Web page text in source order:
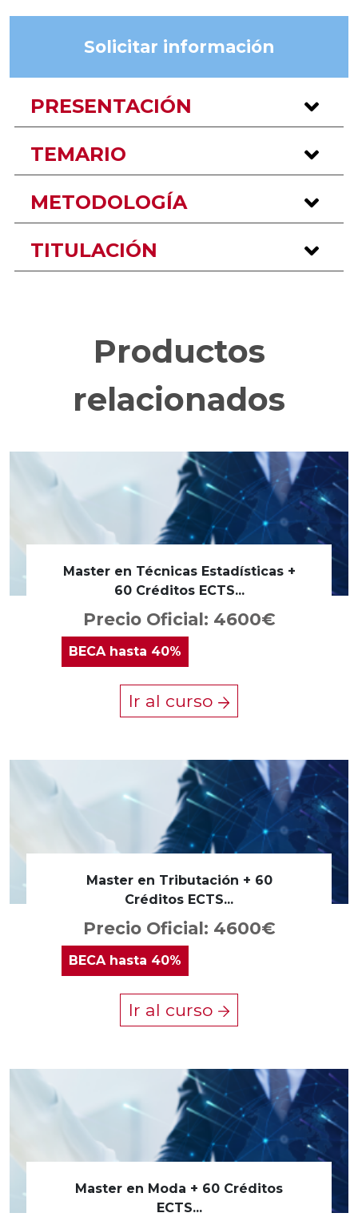
Solicitar información
PRESENTACIÓN
TEMARIO
METODOLOGÍA
TITULACIÓN
Productos
relacionados
Master en Técnicas Estadísticas +
60 Créditos ECTS...
Precio Oficial: 4600€
BECAhasta 40%
Ir al curso
Master en Tributación + 60
Créditos ECTS...
Precio Oficial: 4600€
BECA hasta 40%
Ir al curso
Master en Moda + 60 Créditos
ECTS...